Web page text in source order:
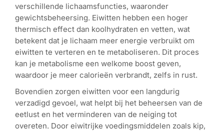
verschillende lichaamsfuncties, waaronder
gewichtsbeheersing. Eiwitten hebben een hoger
thermisch effect dan koolhydraten en vetten, wat
betekent dat je lichaam meer energie verbruikt om
eiwitten te verteren en te metaboliseren. Dit proces
kan je metabolisme een welkome boost geven,
waardoor je meer calorieën verbrandt, zelfs in rust.
Bovendien zorgen eiwitten voor een langdurig
verzadigd gevoel, wat helpt bij het beheersen van de
eetlust en het verminderen van de neiging tot
overeten. Door eiwitrijke voedingsmiddelen zoals kip,